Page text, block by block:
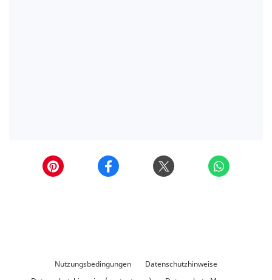
Nutzungsbedingungen
Datenschutzhinweise